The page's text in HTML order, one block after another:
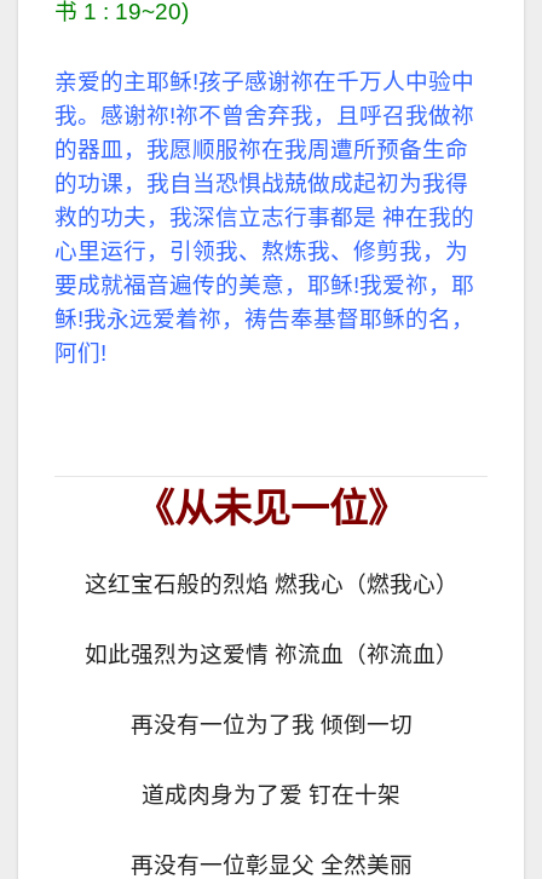
书 1 : 19~20)
亲爱的主耶稣!孩子感谢祢在千万人中验中
我。感谢祢!祢不曾舍弃我，且呼召我做祢
的器皿，我愿顺服祢在我周遭所预备生命
的功课，我自当恐惧战兢做成起初为我得
救的功夫，我深信立志行事都是 神在我的
心里运行，引领我、熬炼我、修剪我，为
要成就福音遍传的美意，耶稣!我爱祢，耶
稣!我永远爱着祢，祷告奉基督耶稣的名，
阿们!
《从未见一位》
这红宝石般的烈焰 燃我心（燃我心）
如此强烈为这爱情 祢流血（祢流血）
再没有一位为了我 倾倒一切
道成肉身为了爱 钉在十架
再没有一位彰显父 全然美丽